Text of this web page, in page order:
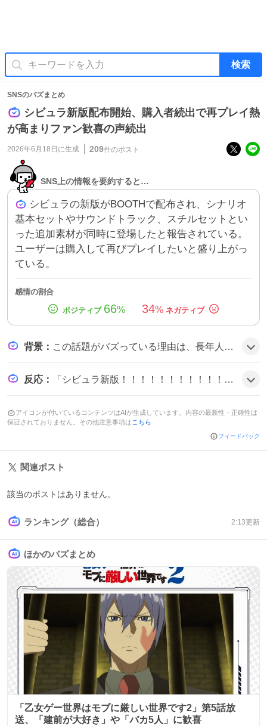
検索
SNSのバズまとめ
シビュラ新版配布開始、購入者続出で再プレイ熱
が高まりファン歓喜の声続出
2026年6月18日 に生成 209件のポスト
SNS上の情報を要約すると…
シビュラの新版がBOOTHで配布され、シナリオ
基本セットやサウンドトラック、スチルセットとい
った追加素材が同時に登場したと報告されている。
ユーザーは購入して再びプレイしたいと盛り上がっ
ている。
感情の割合
66% 34%
背景 ： この話題がバズっている理由は、長年人気のCoCシナリオ『シビュラ』の新版がついに配布開始されたことと、サウンドトラックやスチルといった豪華な追加素材が同時に提供されたことがファンの期待感を高めたためだとみられる。
反応 ： 「シビュラ新版！！！！！！！！！！！！！！！！！！！！！！！！！！！！！！！！！！！！！！！！！！！！きちゃ！！！！！！！！！！！！！！！！！！！！！！！！！！！！！！！」と歓喜しつつ、「旧版と変更点多いから別物として取り扱うって！？新版回りたい！！！回っていいなら回りたい😭」と再プレイへの熱意を示す声や、「シビュラ新版だ～～！！すごい！！サントラまでついてめちゃくちゃ豪華になっている」と素材の充実を称賛するコメントが多数見られる。
アイコンが付いているコンテンツはAIが生成しています。内容の最新性・正確性は
保証されておりません。その他注意事項は こちら
フィードバック
関連ポスト
該当のポストはありません。
ランキング（総合） 2:13更新
ほかのバズまとめ
「乙女ゲー世界はモブに厳しい世界です2」第5話放
送、「建前が大好き」や「バカ5人」に歓喜